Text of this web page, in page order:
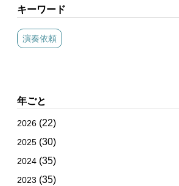
キーワード
演奏依頼
年ごと
2026 (22)
2025 (30)
2024 (35)
2023 (35)